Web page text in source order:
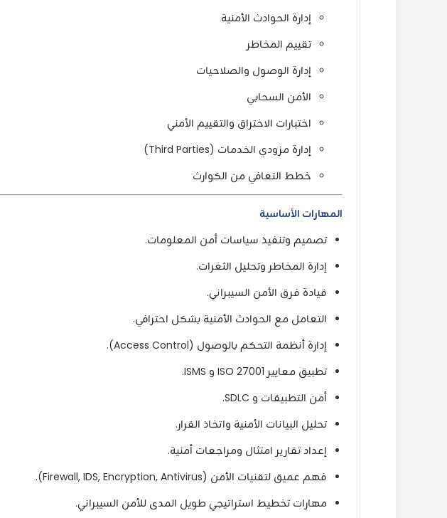
إدارة الحوادث الأمنية
تقييم المخاطر
إدارة الوصول والصلاحيات
الأمن السحابي
اختبارات الاختراق والتقييم الأمني
إدارة مزودي الخدمات (Third Parties)
خطط التعافي من الكوارث
المهارات الأساسية
تصميم وتنفيذ سياسات أمن المعلومات.
إدارة المخاطر وتحليل الثغرات.
قيادة فرق الأمن السيبراني.
التعامل مع الحوادث الأمنية بشكل احترافي.
إدارة أنظمة التحكم بالوصول (Access Control).
تطبيق معايير ISO 27001 و ISMS.
أمن التطبيقات و SDLC.
تحليل البيانات الأمنية واتخاذ القرار.
إعداد تقارير امتثال ومراجعات أمنية.
فهم عميق لتقنيات الأمن (Firewall, IDS, Encryption, Antivirus).
مهارات تخطيط استراتيجي طويل المدى للأمن السيبراني.